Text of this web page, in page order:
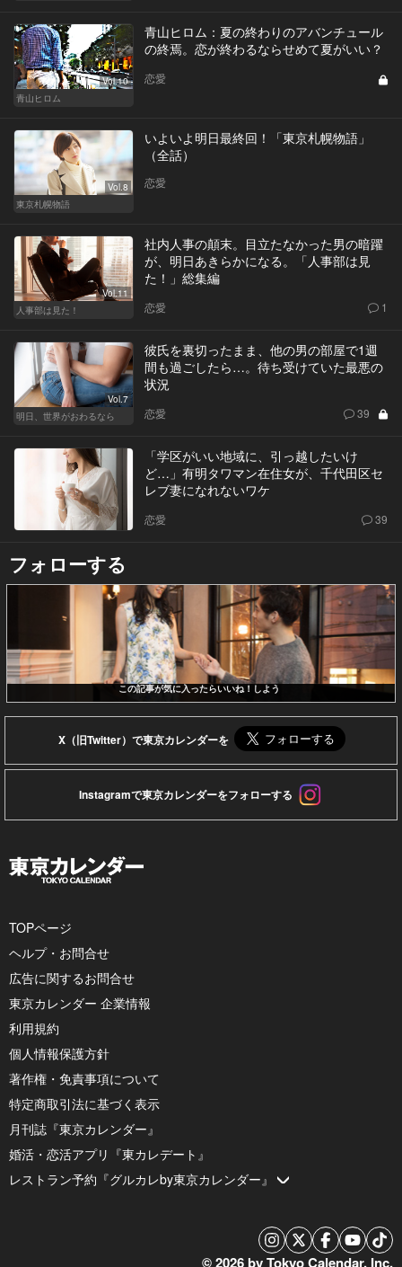
Vol.10
青山ヒロム
青山ヒロム：夏の終わりのアバンチュール
の終焉。恋が終わるならせめて夏がいい？
恋愛
Vol.8
東京札幌物語
いよいよ明日最終回！「東京札幌物語」
（全話）
恋愛
Vol.11
人事部は見た！
社内人事の顛末。目立たなかった男の暗躍
が、明日あきらかになる。「人事部は見
た！」総集編
恋愛 1
Vol.7
明日、世界がおわるなら
彼氏を裏切ったまま、他の男の部屋で1週
間も過ごしたら…。待ち受けていた最悪の
状況
恋愛 39
「学区がいい地域に、引っ越したいけ
ど…」有明タワマン在住女が、千代田区セ
レブ妻になれないワケ
恋愛 39
フォローする
この記事が気に入ったらいいね！しよう
X（旧Twitter）で東京カレンダーを
Instagramで東京カレンダーをフォローする
TOPページ
ヘルプ・お問合せ
広告に関するお問合せ
東京カレンダー 企業情報
利用規約
個人情報保護方針
著作権・免責事項について
特定商取引法に基づく表示
月刊誌『東京カレンダー』
婚活・恋活アプリ『東カレデート』
レストラン予約『グルカレby東京カレンダー』
© 2026 by Tokyo Calendar, Inc.